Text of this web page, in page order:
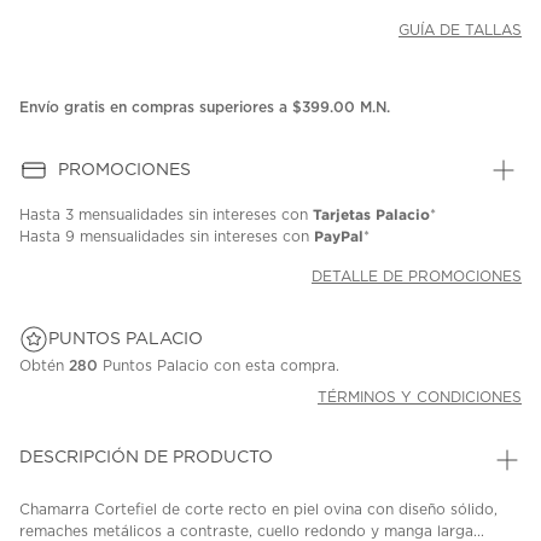
GUÍA DE TALLAS
Envío gratis en compras superiores a $399.00 M.N.
PROMOCIONES
Hasta 3 mensualidades sin intereses con Tarjetas Palacio*
Hasta 9 mensualidades sin intereses con PayPal*
DETALLE DE PROMOCIONES
PUNTOS PALACIO
Obtén 280 Puntos Palacio con esta compra.
TÉRMINOS Y CONDICIONES
DESCRIPCIÓN DE PRODUCTO
Chamarra Cortefiel de corte recto en piel ovina con diseño sólido,
remaches metálicos a contraste, cuello redondo y manga larga...